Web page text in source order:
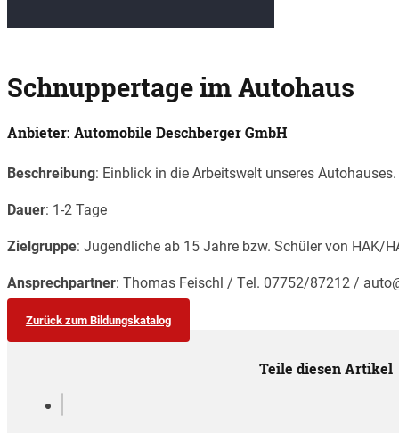
Schnuppertage im Autohaus
Anbieter: Automobile Deschberger GmbH
Beschreibung: Einblick in die Arbeitswelt unseres
Dauer: 1-2 Tage
Zielgruppe: Jugendliche ab 15 Jahre bzw. Schüler von HAK/
Ansprechpartner: Thomas Feischl / Tel. 07752/87212 /
Zurück zum Bildungskatalog
Teile diesen Artikel